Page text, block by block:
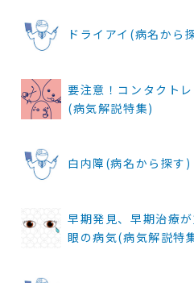
ドライアイ(病名から
要注意！コンタクト
(病気解説特集)
白内障(病名から探す)
早期発見、早期治療
眼の病気(病気解説特